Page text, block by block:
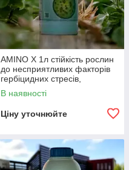
AMINO X 1л стійкість рослин
до несприятливих факторів
гербіцидних стресів,
температурних.
В наявності
Ціну уточнюйте